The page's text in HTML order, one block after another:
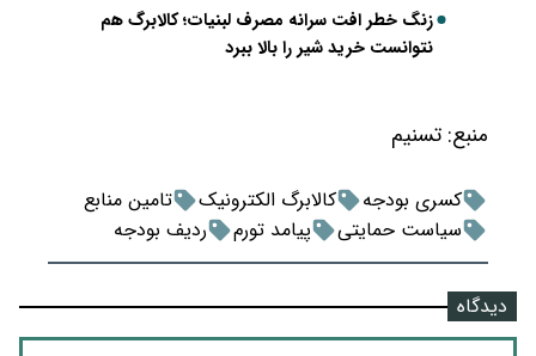
زنگ خطر افت سرانه مصرف لبنیات؛ کالابرگ هم
نتوانست خرید شیر را بالا ببرد
منبع: تسنیم
کسری بودجه کالابرگ الکترونیک
تامین منابع
سیاست حمایتی
پیامد تورم ردیف بودجه
دیدگاه